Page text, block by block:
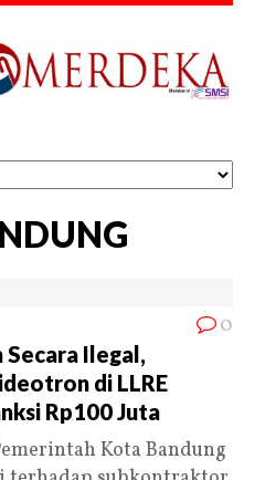
0
Secara Ilegal,
di LLRE
Rp100 Juta
Kota Bandung